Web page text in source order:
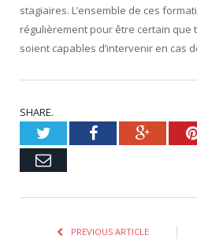
stagiaires. L’ensemble de ces
régulièrement pour être certain que
soient capables d’intervenir en cas
SHARE.
TwitterFacebook
Email
PREVIOUS ARTICLE